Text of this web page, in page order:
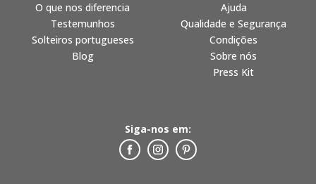
O que nos diferencia
Testemunhos
Solteiros portugueses
Blog
Ajuda
Qualidade e Segurança
Condições
Sobre nós
Press Kit
Siga-nos em: